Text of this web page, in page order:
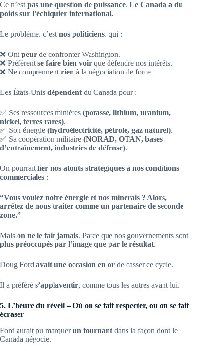
Ce n’est pas une question de puissance. Le Canada a du
poids sur l’échiquier international.
Le problème, c’est nos politiciens, qui :
❌ Ont peur de confronter Washington.
❌ Préfèrent se faire bien voir que défendre nos intérêts.
❌ Ne comprennent rien à la négociation de force.
Les États-Unis dépendent du Canada pour :
✅ Ses ressources minières (potasse, lithium, uranium,
nickel, terres rares).
✅ Son énergie (hydroélectricité, pétrole, gaz naturel).
✅ Sa coopération militaire (NORAD, OTAN, bases
d’entraînement, industries de défense).
On pourrait lier nos atouts stratégiques à nos conditions
commerciales :
“Vous voulez notre énergie et nos minerais ? Alors,
arrêtez de nous traiter comme un partenaire de seconde
zone.”
Mais on ne le fait jamais. Parce que nos gouvernements sont
plus préoccupés par l’image que par le résultat.
Doug Ford avait une occasion en or de casser ce cycle.
Il a préféré s’applaventir, comme tous les autres avant lui.
5. L’heure du réveil – Où on se fait respecter, ou on se fait
écraser
Ford aurait pu marquerun tournant dans la façon dont le
Canada négocie.